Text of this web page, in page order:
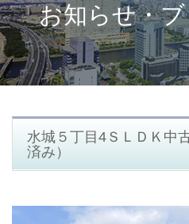
お知らせ・
水城５丁目4ＳＬＤＫ中
済み）